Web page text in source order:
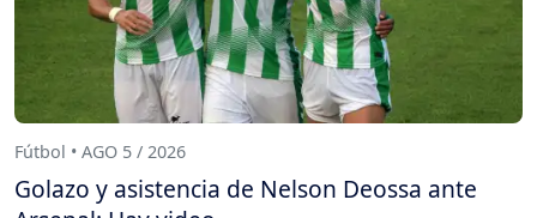
Fútbol • AGO 5 / 2026
Golazo y asistencia de Nelson Deossa ante